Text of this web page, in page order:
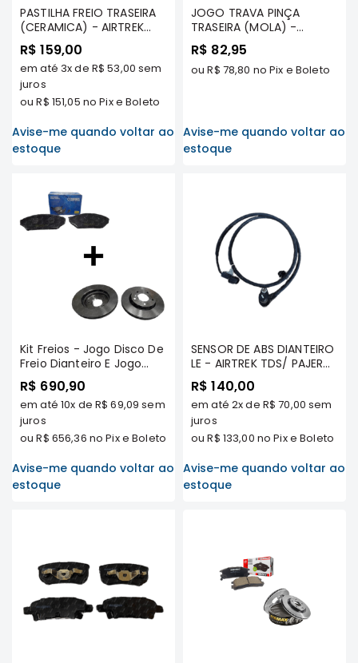
Elétrica
Acessórios
ECLIPSE
Originais
Toyota
HYUNDAI
NISSAN
Porsche
SUZUKI
LAND
ROVER
GALANT
AMAROK
PASTILHA FREIO TRASEIRA
(CERAMICA) - AIRTREK
TDS / LANCER 2011/.. TDS -
WILLTEC
R$ 159,00
em até 3xde R$ 53,00 sem
juros
ouR$ 151,05 no Pix e Boleto
Avise-me quando voltar ao
estoque
JOGO TRAVA PINÇA
TRASEIRA (MOLA) -
PAJERO SPORT TODOS OS
MODELOS/ DAKAR TODOS
OS MODELOS/ AIRTREK
R$ 82,95
ouR$ 78,80 no Pix e Boleto
Avise-me quando voltar ao
estoque
Kit Freios - Jogo Disco De
Freio Dianteiro E Jogo
Pastilha De Freio
Dianteira - Airtrek 2003/...
(Todos Os Modelos)
R$ 690,90
em até 10x de R$ 69,09 sem
juros
ouR$ 656,36 no Pix e Boleto
Avise-me quando voltar ao
estoque
SENSOR DE ABS DIANTEIRO
LE - AIRTREK TDS/ PAJERO
SPORT 2.5 TDS/ L200
SPORT/ HPE/ OUTDOOR/
- MILTPARTS - MR961237
MT
R$ 140,00
em até 2xde R$ 70,00 sem
juros
ouR$ 133,00 no Pix e Boleto
Avise-me quando voltar ao
estoque